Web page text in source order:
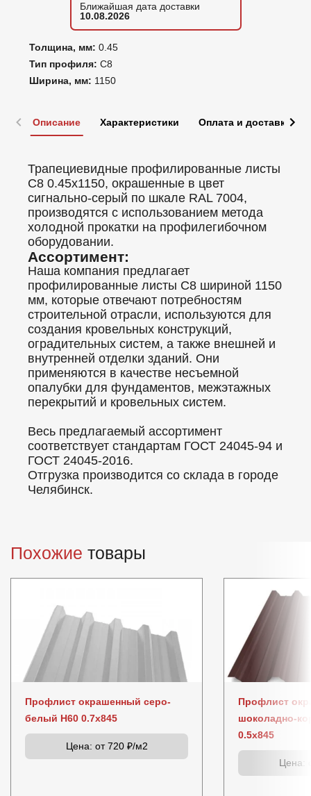
Толщина, мм: 0.45
Тип профиля: С8
Ширина, мм: 1150
Ближайшая дата доставки
10.08.2026
Описание Характеристики Оплата и доставка
Трапециевидные профилированные листы
C8 0.45x1150, окрашенные в цвет
сигнально-серый по шкале RAL 7004,
производятся с использованием метода
холодной прокатки на профилегибочном
оборудовании.
Ассортимент:
Наша компания предлагает
профилированные листы C8 шириной 1150
мм, которые отвечают потребностям
строительной отрасли, используются для
создания кровельных конструкций,
оградительных систем, а также внешней и
внутренней отделки зданий. Они
применяются в качестве несъемной
опалубки для фундаментов, межэтажных
перекрытий и кровельных систем.
Весь предлагаемый ассортимент
соответствует стандартам ГОСТ 24045-94 и
ГОСТ 24045-2016.
Отгрузка производится со склада в городе
Челябинск.
Похожие товары
Профлист окрашенный серо-
белый Н60 0.7x845
Цена: от 720 ₽/м2
Профлист
шоколадно-
0.5x845
Цена: